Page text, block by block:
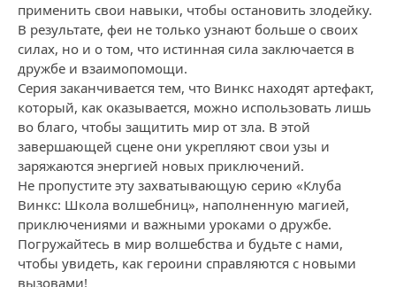
применить свои навыки, чтобы остановить злодейку.
В результате, феи не только узнают больше о своих
силах, но и о том, что истинная сила заключается в
дружбе и взаимопомощи.
Серия заканчивается тем, что Винкс находят артефакт,
который, как оказывается, можно использовать лишь
во благо, чтобы защитить мир от зла. В этой
завершающей сцене они укрепляют свои узы и
заряжаются энергией новых приключений.
Не пропустите эту захватывающую серию «Клуба
Винкс: Школа волшебниц», наполненную магией,
приключениями и важными уроками о дружбе.
Погружайтесь в мир волшебства и будьте с нами,
чтобы увидеть, как героини справляются с новыми
вызовами!